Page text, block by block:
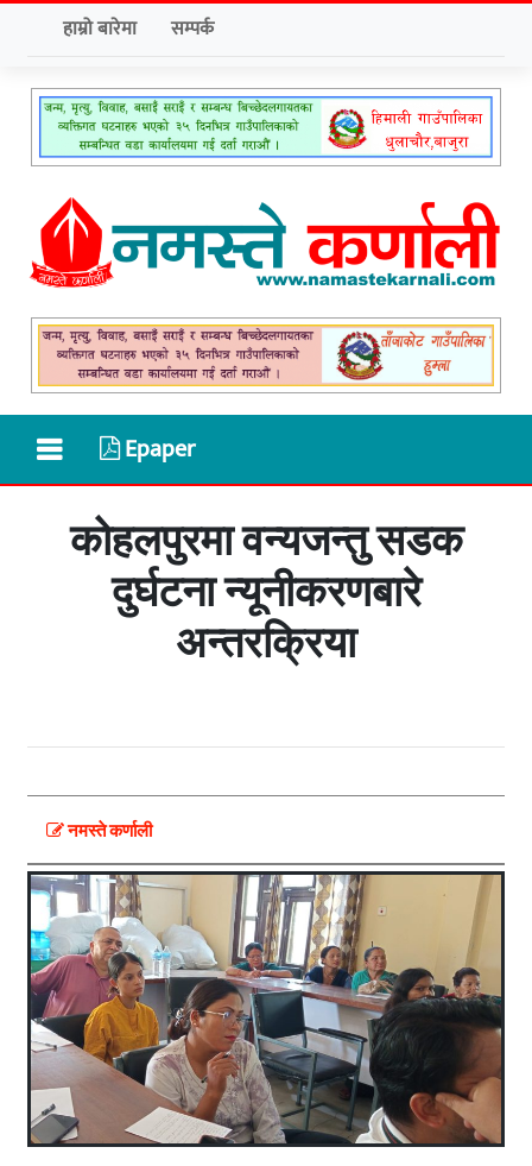
हाम्रो बारेमा सम्पर्क
Epaper
कोहलपुरमा वन्यजन्तु सडक
दुर्घटना न्यूनीकरणबारे
अन्तरक्रिया
नमस्ते कर्णाली